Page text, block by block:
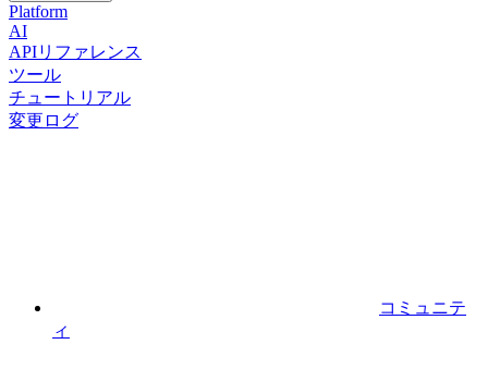
Platform
AI
APIリファレンス
ツール
チュートリアル
変更ログ
コミュニテ
ィ